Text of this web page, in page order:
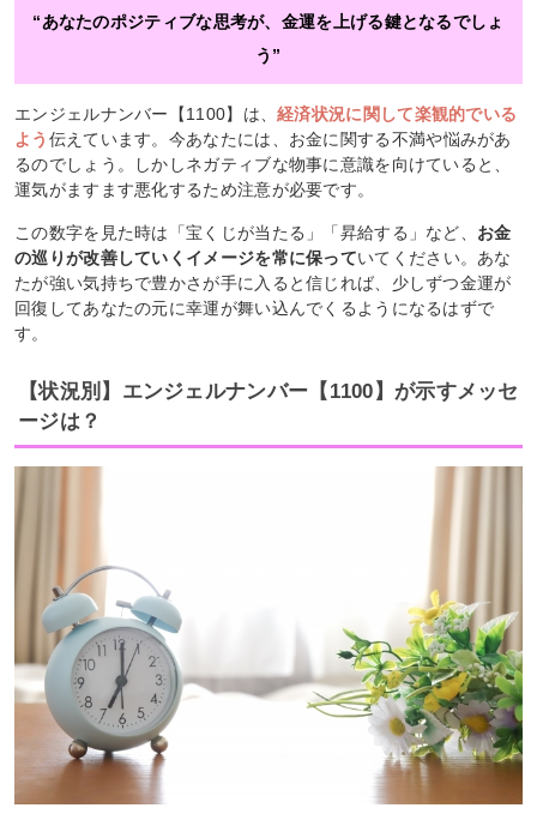
“あなたのポジティブな思考が、金運を上げる鍵となるでしょ
う”
エンジェルナンバー【1100】は、経済状況に関して楽観的でいる
よう 伝えています。今あなたには、お金に関する不満や悩みがあ
るのでしょう。しかしネガティブな物事に意識を向けていると、
運気がますます悪化するため注意が必要です。
この数字を見た時は「宝くじが当たる」「昇給する」など、 お金
の巡りが改善していくイメージを常に保っていてください。あな
たが強い気持ちで豊かさが手に入ると信じれば、少しずつ金運が
回復してあなたの元に幸運が舞い込んでくるようになるはずで
す。
【状況別】エンジェルナンバー【1100】が示すメッセ
ージは？